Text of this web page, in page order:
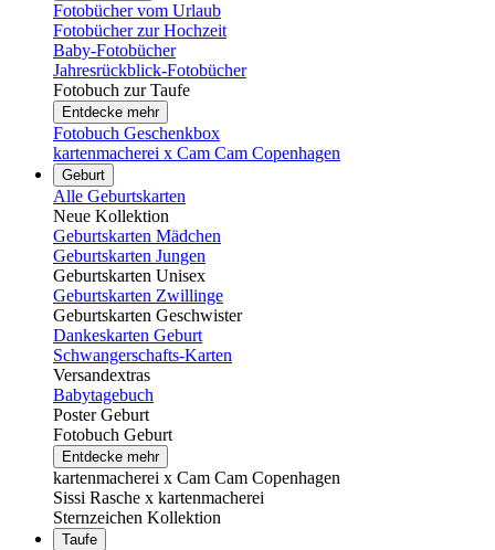
Fotobücher vom Urlaub
Fotobücher zur Hochzeit
Baby-Fotobücher
Jahresrückblick-Fotobücher
Fotobuch zur Taufe
Entdecke mehr
Fotobuch Geschenkbox
kartenmacherei x Cam Cam Copenhagen
Geburt
Alle Geburtskarten
Neue Kollektion
Geburtskarten Mädchen
Geburtskarten Jungen
Geburtskarten Unisex
Geburtskarten Zwillinge
Geburtskarten Geschwister
Dankeskarten Geburt
Schwangerschafts-Karten
Versandextras
Babytagebuch
Poster Geburt
Fotobuch Geburt
Entdecke mehr
kartenmacherei x Cam Cam Copenhagen
Sissi Rasche x kartenmacherei
Sternzeichen Kollektion
Taufe